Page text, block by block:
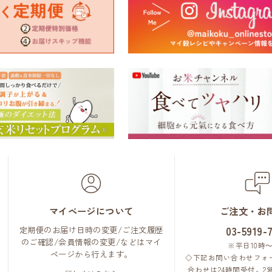
マイページについて
定期便のお届け日時の変更/ご注文履歴
のご確認/会員情報の変更/などはマイ
ページから行えます。
ご注文・お
03-5919-
※平日10時
◇下記お問い合わせフォ
合わせは24時間受付。2